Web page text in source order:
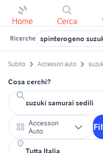
Home Cerca
Ricerche spinterogeno
Subito Accessori auto
Cosa cerchi?
Accessori
Auto